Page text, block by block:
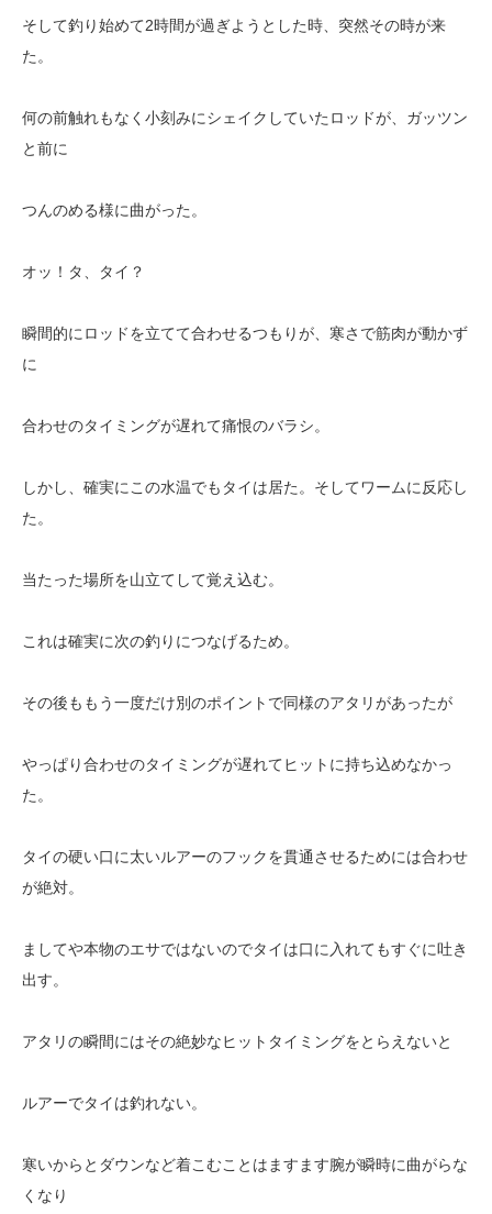
そして釣り始めて2時間が過ぎようとした時、突然その時が来
た。
何の前触れもなく小刻みにシェイクしていたロッドが、ガッツン
と前に
つんのめる様に曲がった。
オッ！タ、タイ？
瞬間的にロッドを立てて合わせるつもりが、寒さで筋肉が動かず
に
合わせのタイミングが遅れて痛恨のバラシ。
しかし、確実にこの水温でもタイは居た。そしてワームに反応し
た。
当たった場所を山立てして覚え込む。
これは確実に次の釣りにつなげるため。
その後ももう一度だけ別のポイントで同様のアタリがあったが
やっぱり合わせのタイミングが遅れてヒットに持ち込めなかっ
た。
タイの硬い口に太いルアーのフックを貫通させるためには合わせ
が絶対。
ましてや本物のエサではないのでタイは口に入れてもすぐに吐き
出す。
アタリの瞬間にはその絶妙なヒットタイミングをとらえないと
ルアーでタイは釣れない。
寒いからとダウンなど着こむことはますます腕が瞬時に曲がらな
くなり